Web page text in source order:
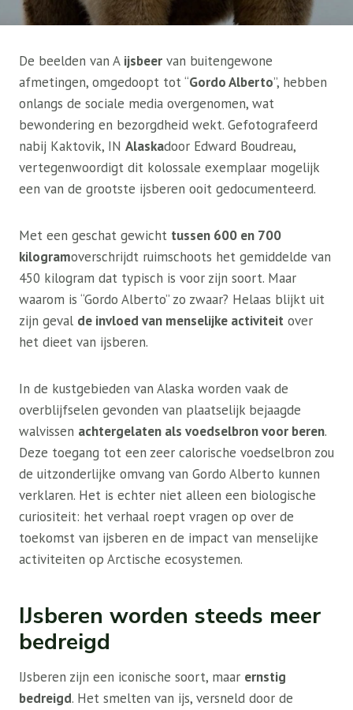
De beelden van A ijsbeer van buitengewone
afmetingen, omgedoopt tot “Gordo Alberto”, hebben
onlangs de sociale media overgenomen, wat
bewondering en bezorgdheid wekt. Gefotografeerd
nabij Kaktovik, IN Alaskadoor Edward Boudreau,
vertegenwoordigt dit kolossale exemplaar mogelijk
een van de grootste ijsberen ooit gedocumenteerd.
Met een geschat gewicht tussen 600 en 700
kilogramoverschrijdt ruimschoots het gemiddelde van
450 kilogram dat typisch is voor zijn soort. Maar
waarom is “Gordo Alberto” zo zwaar? Helaas blijkt uit
zijn geval de invloed van menselijke activiteit over
het dieet van ijsberen.
In de kustgebieden van Alaska worden vaak de
overblijfselen gevonden van plaatselijk bejaagde
walvissen achtergelaten als voedselbron voor beren.
Deze toegang tot een zeer calorische voedselbron zou
de uitzonderlijke omvang van Gordo Alberto kunnen
verklaren. Het is echter niet alleen een biologische
curiositeit: het verhaal roept vragen op over de
toekomst van ijsberen en de impact van menselijke
activiteiten op Arctische ecosystemen.
IJsberen worden steeds meer
bedreigd
IJsberen zijn een iconische soort, maar ernstig
bedreigd. Het smelten van ijs, versneld door de